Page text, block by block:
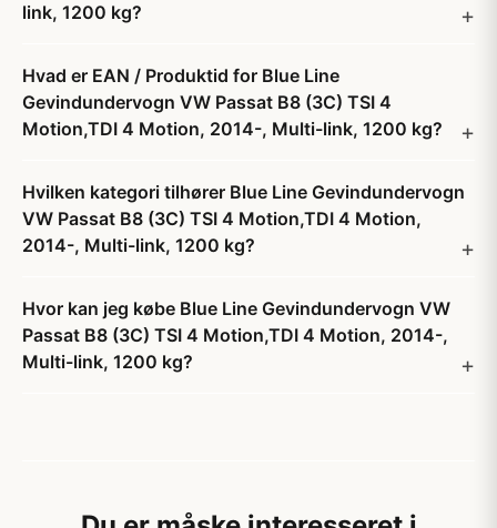
link, 1200 kg?
Hvad er EAN / Produktid for Blue Line
Gevindundervogn VW Passat B8 (3C) TSI 4
Motion,TDI 4 Motion, 2014-, Multi-link, 1200 kg?
Hvilken kategori tilhører Blue Line Gevindundervogn
VW Passat B8 (3C) TSI 4 Motion,TDI 4 Motion,
2014-, Multi-link, 1200 kg?
Hvor kan jeg købe Blue Line Gevindundervogn VW
Passat B8 (3C) TSI 4 Motion,TDI 4 Motion, 2014-,
Multi-link, 1200 kg?